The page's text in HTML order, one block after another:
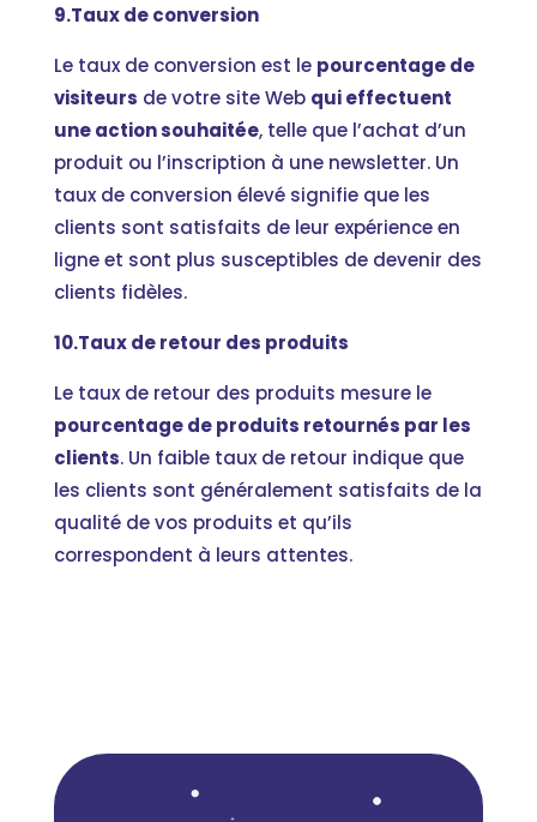
9.Taux de conversion
Le taux de conversion est le pourcentage de
visiteurs de votre site Web qui effectuent
une action souhaitée, telle que l’achat d’un
produit ou l’inscription à une newsletter. Un
taux de conversion élevé signifie que les
clients sont satisfaits de leur expérience en
ligne et sont plus susceptibles de devenir des
clients fidèles.
10.Taux de retour des produits
Le taux de retour des produits mesure le
pourcentage de produits retournés par les
clients. Un faible taux de retour indique que
les clients sont généralement satisfaits de la
qualité de vos produits et qu’ils
correspondent à leurs attentes.